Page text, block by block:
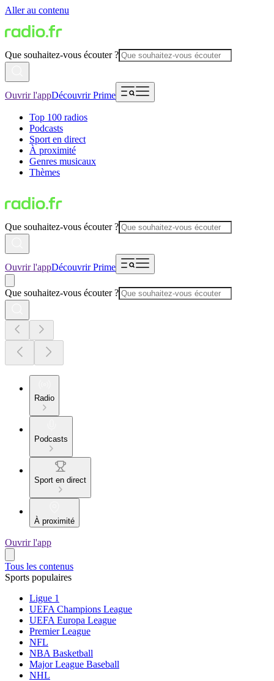
Aller au contenu
Que souhaitez-vous écouter ?
Ouvrir l'appDécouvrir Prime
Top 100 radios
Podcasts
Sport en direct
À proximité
Genres musicaux
Thèmes
Que souhaitez-vous écouter ?
Ouvrir l'appDécouvrir Prime
Que souhaitez-vous écouter ?
Radio
Podcasts
Sport en direct
À proximité
Ouvrir l'app
Tous les contenus
Sports populaires
Ligue 1
UEFA Champions League
UEFA Europa League
Premier League
NFL
NBA Basketball
Major League Baseball
NHL